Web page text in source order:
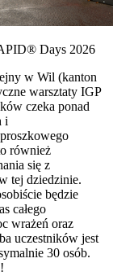
Days 2026
w Wil (kanton
warsztaty IGP
czeka ponad
i
również
się z
tej dziedzinie.
będzie
całego
wrażeń oraz
uczestników jest
30 osób.